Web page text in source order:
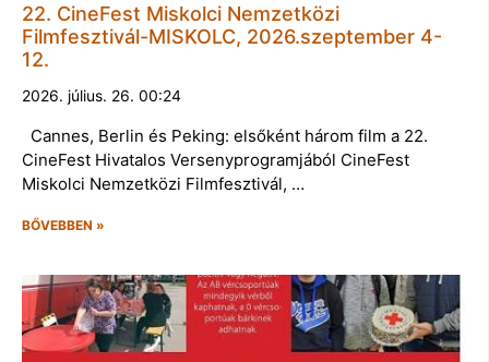
22. CineFest Miskolci Nemzetközi
Filmfesztivál-MISKOLC, 2026.szeptember 4-
12.
2026. július. 26. 00:24
Cannes, Berlin és Peking: elsőként három film a 22.
CineFest Hivatalos Versenyprogramjából CineFest
Miskolci Nemzetközi Filmfesztivál, …
BŐVEBBEN »